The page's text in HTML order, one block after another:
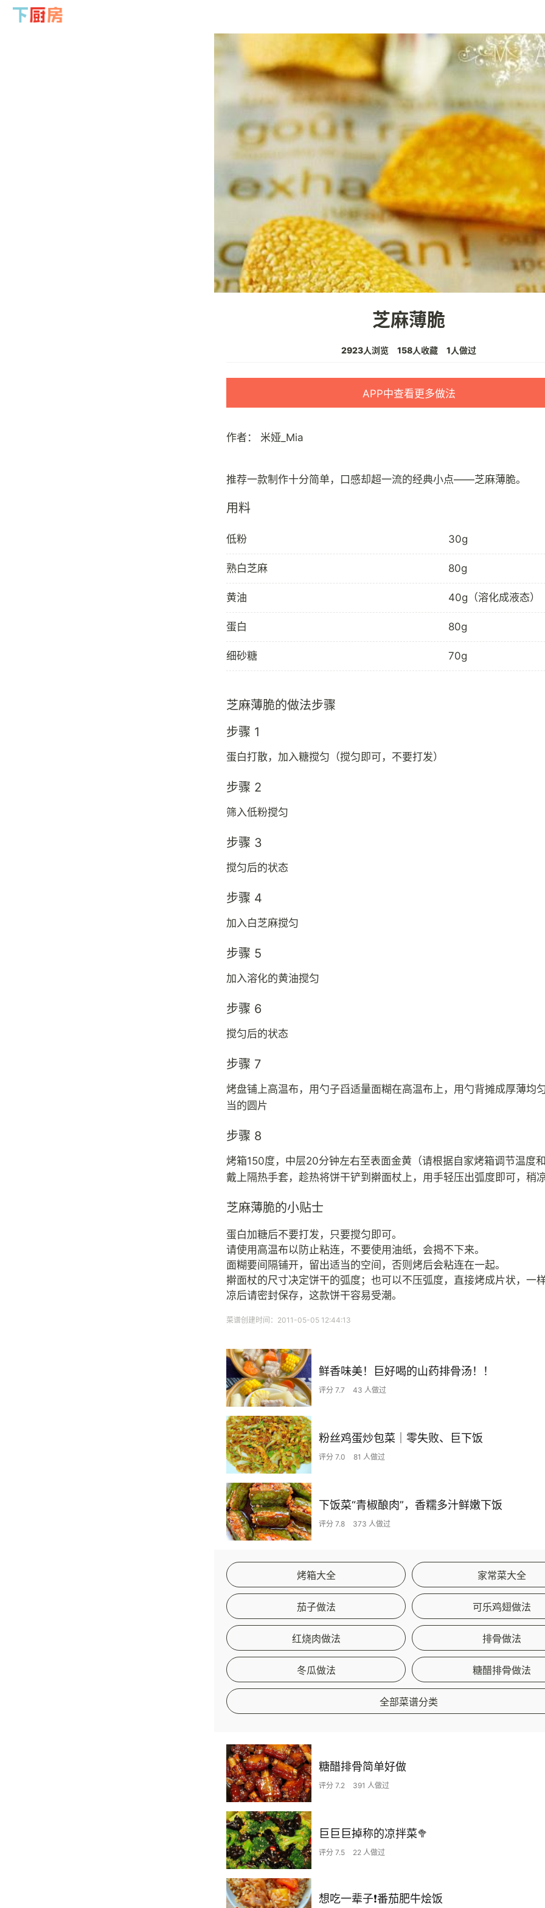
芝麻薄脆
2923人浏览 158人收藏 1人做过
APP中查看更多做法
作者： 米娅_Mia
用料
低粉 30g
熟白芝麻 80g
黄油 40g（溶化成液态）
蛋白 80g
细砂糖 70g
芝麻薄脆的做法步骤
步骤 1
蛋白打散，加入糖搅匀（搅匀即可，不要打发）
步骤 2
筛入低粉搅匀
步骤 3
搅匀后的状态
步骤 4
加入白芝麻搅匀
步骤 5
加入溶化的黄油搅匀
步骤 6
搅匀后的状态
步骤 7
烤盘铺上高温布，用勺子舀适量面糊在高温布上，用勺背摊成厚薄均
当的圆片
步骤 8
烤箱150度，中层20分钟左右至表面金黄（请根据自家烤箱调节温度和
戴上隔热手套，趁热将饼干铲到擀面杖上，用手轻压出弧度即可，稍
芝麻薄脆的小贴士
蛋白加糖后不要打发，只要搅匀即可。
请使用高温布以防止粘连，不要使用油纸，会揭不下来。
面糊要间隔铺开，留出适当的空间，否则烤后会粘连在一起。
擀面杖的尺寸决定饼干的弧度；也可以不压弧度，直接烤成片状，一样
凉后请密封保存，这款饼干容易受潮。
菜谱创建时间：2011-05-05 12:44:13
鲜香味美！巨好喝的山药排骨汤！！
评分 7.7 43 人做过
粉丝鸡蛋炒包菜｜零失败、巨下饭
评分 7.0 81 人做过
下饭菜“青椒酿肉”，香糯多汁鲜嫩下饭
评分 7.8 373 人做过
烤箱大全 家常菜大全
茄子做法 可乐鸡翅做法
红烧肉做法 排骨做法
冬瓜做法 糖醋排骨做法
全部菜谱分类
糖醋排骨简单好做
评分 7.2 391 人做过
巨巨巨掉称的凉拌菜🥦
评分 7.5 22 人做过
想吃一辈子❗️番茄肥牛烩饭